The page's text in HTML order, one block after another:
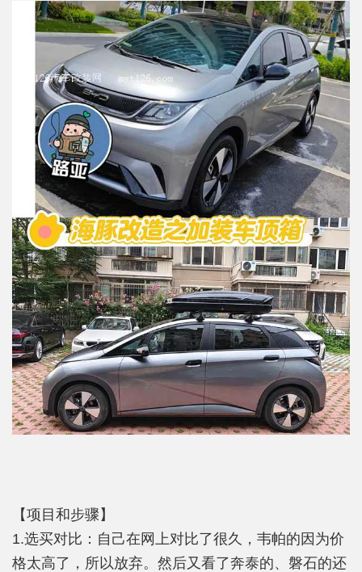
【项目和步骤】
1.选买对比：自己在网上对比了很久，韦帕的因为价
格太高了，所以放弃。然后又看了奔泰的、磐石的还